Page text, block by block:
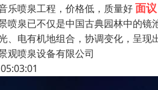
乐喷泉工程，价格低，质量好面议
喷泉已不仅是中国古典园林中的
、电有机地组合，协调变化，呈
观喷泉设备有限公司